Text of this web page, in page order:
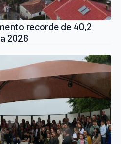
recorde de 40,2
2026